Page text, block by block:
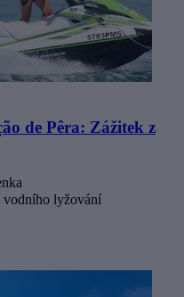
de Pêra: Zážitek z
vodního lyžování